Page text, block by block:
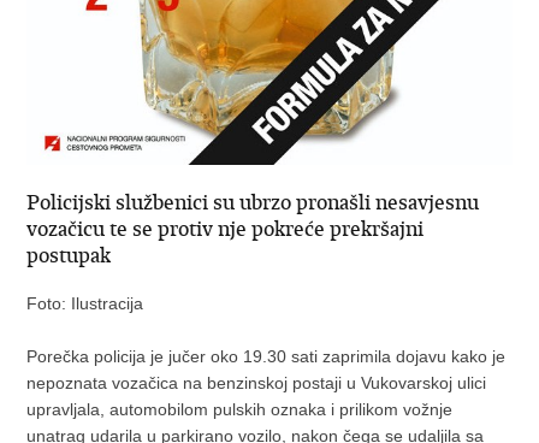
Policijski službenici su ubrzo pronašli nesavjesnu
vozačicu te se protiv nje pokreće prekršajni
postupak
Foto: Ilustracija
Porečka policija je jučer oko 19.30 sati zaprimila dojavu kako je
nepoznata vozačica na benzinskoj postaji u Vukovarskoj ulici
upravljala, automobilom pulskih oznaka i prilikom vožnje
unatrag udarila u parkirano vozilo, nakon čega se udaljila sa